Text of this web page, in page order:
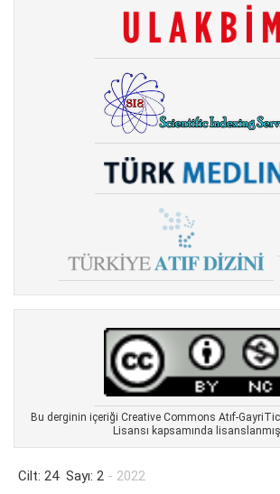
Bu derginin içeriği Creative Commons Atıf-
Lisansı kapsamında
Cilt: 24 Sayı: 2 - 2022